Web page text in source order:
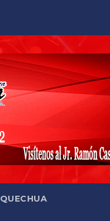
QUECHUA